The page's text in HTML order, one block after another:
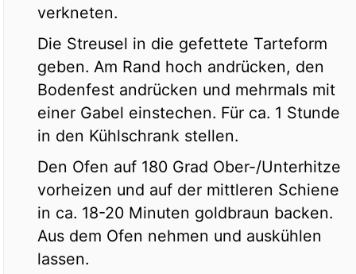
verkneten.
Die Streusel in die gefettete Tarteform
geben. Am Rand hoch andrücken, den
Bodenfest andrücken und mehrmals mit
einer Gabel einstechen. Für ca. 1 Stunde
in den Kühlschrank stellen.
Den Ofen auf 180 Grad Ober-/Unterhitze
vorheizen und auf der mittleren Schiene
in ca. 18-20 Minuten goldbraun backen.
Aus dem Ofen nehmen und auskühlen
lassen.